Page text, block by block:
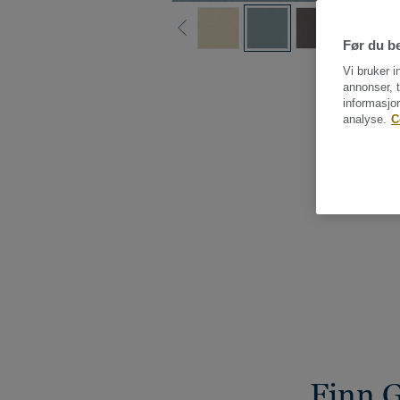
Før du
Vi bruker
annonser,
analyse.